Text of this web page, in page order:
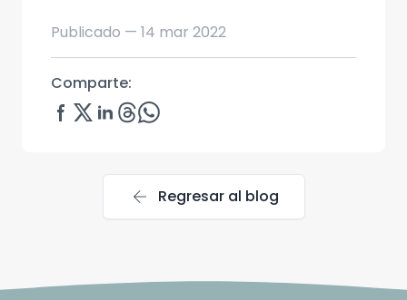
Publicado — 14 mar 2022
Comparte:
arrow_back Regresar al blog